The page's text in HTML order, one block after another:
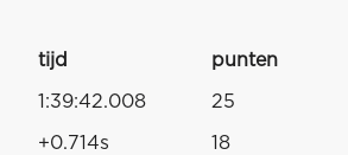
tijd punten
1:39:42.008 25
+0.714s 18